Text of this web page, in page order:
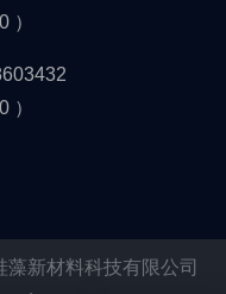
）
）
新材料科技有限公司